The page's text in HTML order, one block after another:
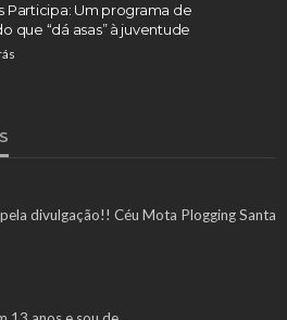
Participa: Um programa de
que “dá asas” à juventude
divulgação!! Céu Mota Plogging Santa